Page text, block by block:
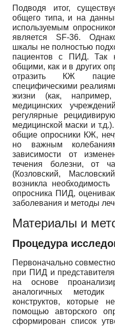
Подводя итог,
общего типа, и на
используемым
является SF-36.
шкалы не полностью
пациентов с ПИД. Так
общими, как и в других
отразить КЖ
специфическими
жизни (как, например,
медицинских
регулярные
медицинской маски и
общие опросники КЖ,
но важным
зависимости от
течения болезни, от
(Козловский,
возникла
опросника ПИД,
заболевания и методы
Материалы и
Процедура
Первоначально
при ПИД и
на основе
аналогичных
конструктов, которые
помощью авторского
сформирован список